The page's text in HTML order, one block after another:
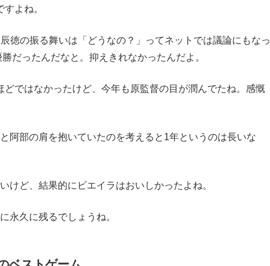
よね。
徳の振る舞いは「どうなの？」ってネットでは議論にもなっ
だったんだなと。抑えきれなかったんだよ。
ではなかったけど、今年も原監督の目が潤んでたね。感慨
部の肩を抱いていたのを考えると1年というのは長いな
ど、結果的にビエイラはおいしかったよね。
永久に残るでしょうね。